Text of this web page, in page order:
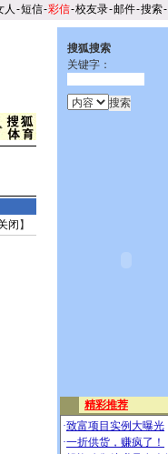
人 -短信-彩信-校友录-邮件-搜索-
闭 】
搜狐搜索
关键字：